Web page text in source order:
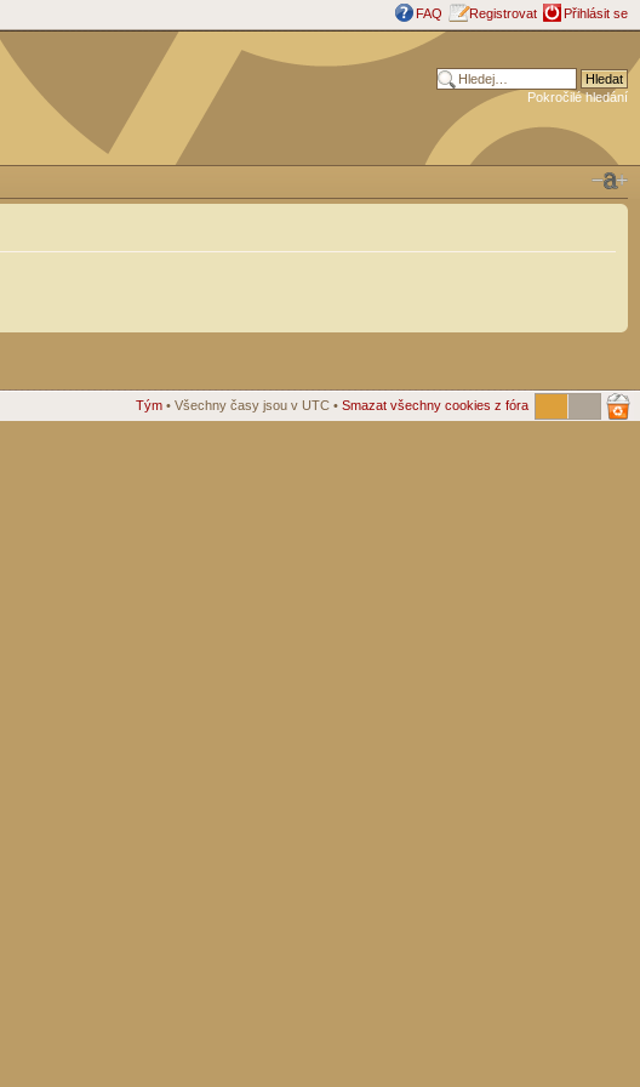
FAQ Registrovat Přihlásit se
Pokročilé hledání
Tým • Všechny časy jsou v UTC • Smazat všechny cookies z fóra